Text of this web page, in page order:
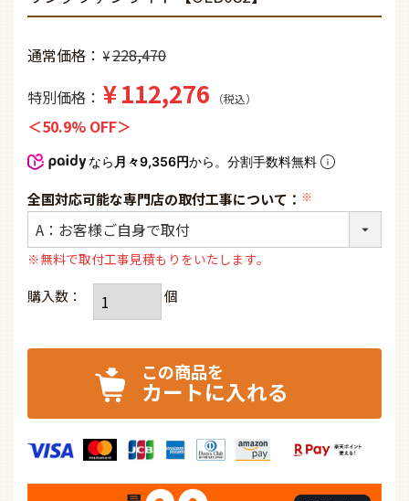
Amazon.co.jpにご登録の住所・クレジットカード情報を利用
してご注文いただけます。ご利用になるにはAmazon.co.jpア
カウントが必要です。